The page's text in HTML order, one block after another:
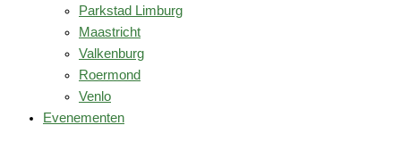
Parkstad Limburg
Maastricht
Valkenburg
Roermond
Venlo
Evenementen